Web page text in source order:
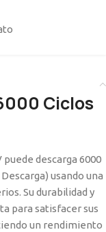
Ciclos
descarga 6000
usando una
Su durabilidad y
para satisfacer sus
un rendimiento